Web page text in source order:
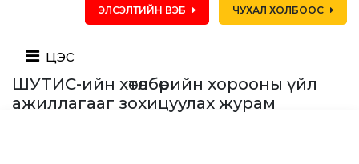
ЭЛСЭЛТИЙН ВЭБ ЧУХАЛ ХОЛБООС
цэс
ШУТИС-ийн хөтөлбөрийн хорооны үйл
ажиллагааг зохицуулах журам